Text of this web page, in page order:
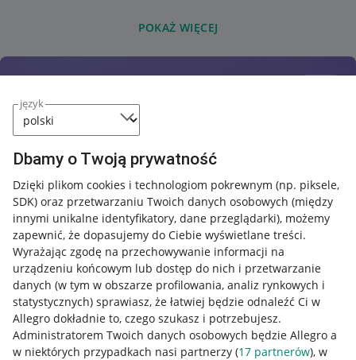
język
Dbamy o Twoją prywatność
Dzięki plikom cookies i technologiom pokrewnym (np. piksele,
SDK) oraz przetwarzaniu Twoich danych osobowych (między
innymi unikalne identyfikatory, dane przeglądarki), możemy
zapewnić, że dopasujemy do Ciebie wyświetlane treści.
Wyrażając zgodę na przechowywanie informacji na
urządzeniu końcowym lub dostęp do nich i przetwarzanie
danych (w tym w obszarze profilowania, analiz rynkowych i
statystycznych) sprawiasz, że łatwiej będzie odnaleźć Ci w
Allegro dokładnie to, czego szukasz i potrzebujesz.
Administratorem Twoich danych osobowych będzie Allegro a
w niektórych przypadkach nasi partnerzy (17 partnerów), w
POKAŻ WIĘCEJ